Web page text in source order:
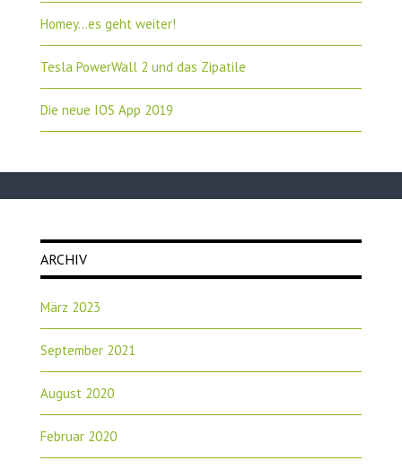
Homey…es geht weiter!
Tesla PowerWall 2 und das Zipatile
Die neue IOS App 2019
ARCHIV
März 2023
September 2021
August 2020
Februar 2020